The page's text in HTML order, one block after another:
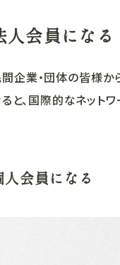
人会員になる
企業‧団体の皆様か
と、国際的なネット
人会員になる